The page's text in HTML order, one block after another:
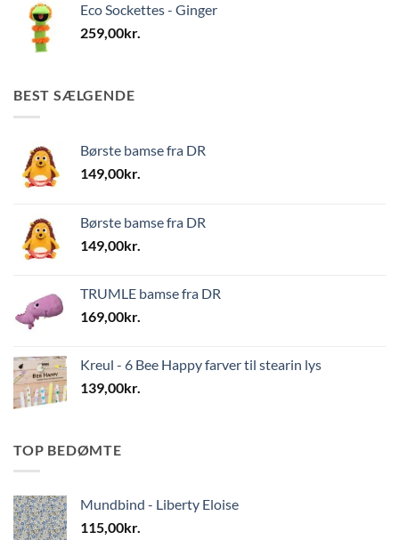
Eco Sockettes - Ginger
259,00kr.
BEST SÆLGENDE
Børste bamse fra DR
149,00kr.
Børste bamse fra DR
149,00kr.
TRUMLE bamse fra DR
169,00kr.
Kreul - 6 Bee Happy farver til stearin lys
139,00kr.
TOP BEDØMTE
Mundbind - Liberty Eloise
115,00kr.